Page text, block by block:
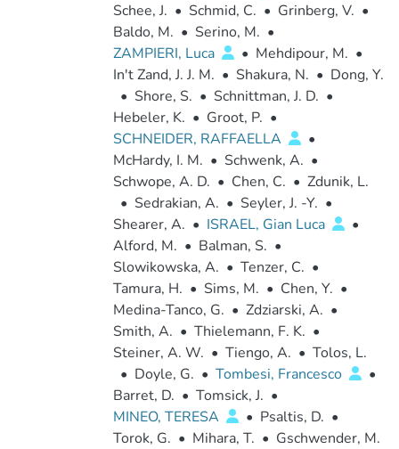
Schee, J. • Schmid, C. • Grinberg, V. •
Baldo, M. • Serino, M. •
ZAMPIERI, Luca
• Mehdipour, M. •
In't Zand, J. J. M. • Shakura, N. • Dong, Y.
• Shore, S. • Schnittman, J. D. •
Hebeler, K. • Groot, P. •
SCHNEIDER, RAFFAELLA
•
McHardy, I. M. • Schwenk, A. •
Schwope, A. D. • Chen, C. • Zdunik, L.
• Sedrakian, A. • Seyler, J. -Y. •
Shearer, A. • ISRAEL, Gian Luca
•
Alford, M. • Balman, S. •
Slowikowska, A. • Tenzer, C. •
Tamura, H. • Sims, M. • Chen, Y. •
Medina-Tanco, G. • Zdziarski, A. •
Smith, A. • Thielemann, F. K. •
Steiner, A. W. • Tiengo, A. • Tolos, L.
• Doyle, G. • Tombesi, Francesco
•
Barret, D. • Tomsick, J. •
MINEO, TERESA
• Psaltis, D. •
Torok, G. • Mihara, T. • Gschwender, M.